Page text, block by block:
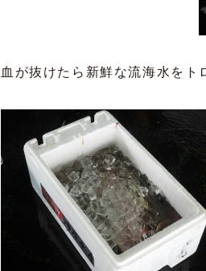
血が抜けたら新鮮な流海水をト